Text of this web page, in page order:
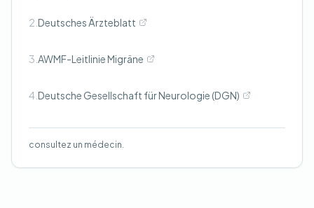
2. Deutsches Ärzteblatt
3. AWMF-Leitlinie Migräne
4. Deutsche Gesellschaft für Neurologie (DGN)
consultez un médecin.